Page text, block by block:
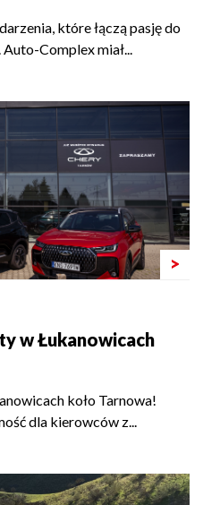
które łączą pasję do
Complex miał...
>
w Łukanowicach
koło Tarnowa!
dla kierowców z...